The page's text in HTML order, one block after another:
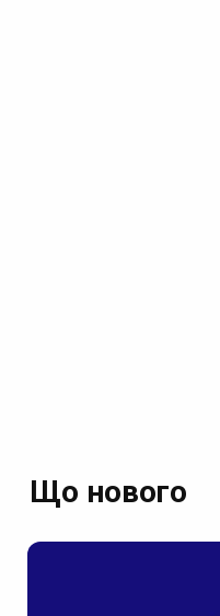
Що нового